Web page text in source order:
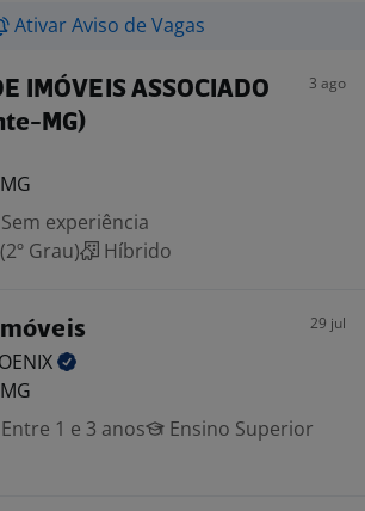
Ativar Aviso de Vagas
IMÓVEIS ASSOCIADO
MG)
3 ago
Sem experiência
Grau)
Híbrido
29 jul
Entre 1 e 3 anos
Ensino Superior